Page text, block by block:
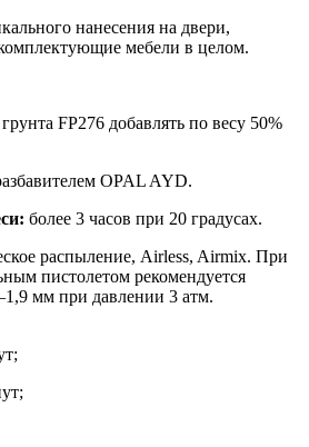
нанесения на двери,
мебели в целом.
FP276 добавлять по весу 50%
OPAL AYD.
более 3 часов при 20 градусах.
распыление, Airless, Airmix. При
пистолетом рекомендуется
мм при давлении 3 атм.